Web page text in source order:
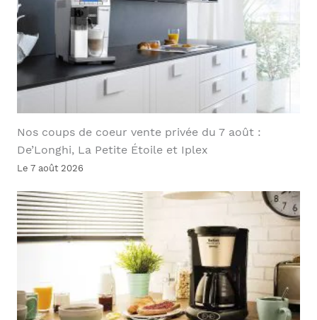
Nos coups de coeur vente privée du 7 août :
De’Longhi, La Petite Étoile et Iplex
Le 7 août 2026